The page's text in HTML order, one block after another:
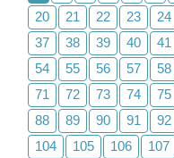
20
21 22 23 24
37
38 39 40 41
54
55 56 57 58
71
72 73 74 75
88
89 90 91 92
104
105 106 107